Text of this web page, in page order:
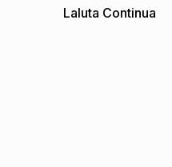
Laluta Continua